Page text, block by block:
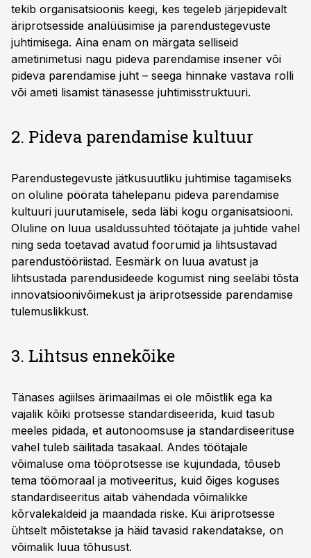
tekib organisatsioonis keegi, kes tegeleb järjepidevalt
äriprotsesside analüüsimise ja parendustegevuste
juhtimisega. Aina enam on märgata selliseid
ametinimetusi nagu pideva parendamise insener või
pideva parendamise juht – seega hinnake vastava rolli
või ameti lisamist tänasesse juhtimisstruktuuri.
2. Pideva parendamise kultuur
Parendustegevuste jätkusuutliku juhtimise tagamiseks
on oluline pöörata tähelepanu pideva parendamise
kultuuri juurutamisele, seda läbi kogu organisatsiooni.
Oluline on luua usaldussuhted töötajate ja juhtide vahel
ning seda toetavad avatud foorumid ja lihtsustavad
parendustööriistad. Eesmärk on luua avatust ja
lihtsustada parendusideede kogumist ning seeläbi tõsta
innovatsioonivõimekust ja äriprotsesside parendamise
tulemuslikkust.
3. Lihtsus ennekõike
Tänases agiilses ärimaailmas ei ole mõistlik ega ka
vajalik kõiki protsesse standardiseerida, kuid tasub
meeles pidada, et autonoomsuse ja standardiseerituse
vahel tuleb säilitada tasakaal. Andes töötajale
võimaluse oma tööprotsesse ise kujundada, tõuseb
tema töömoraal ja motiveeritus, kuid õiges koguses
standardiseeritus aitab vähendada võimalikke
kõrvalekaldeid ja maandada riske. Kui äriprotsesse
ühtselt mõistetakse ja häid tavasid rakendatakse, on
võimalik luua tõhusust.